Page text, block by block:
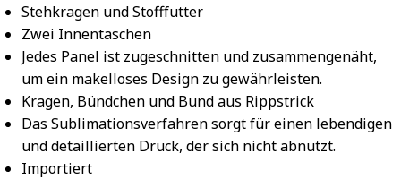
Stehkragen und Stofffutter
Zwei Innentaschen
Jedes Panel ist zugeschnitten und zusammengenäht,
um ein makelloses Design zu gewährleisten.
Kragen, Bündchen und Bund aus Rippstrick
Das Sublimationsverfahren sorgt für einen lebendigen
und detaillierten Druck, der sich nicht abnutzt.
Importiert